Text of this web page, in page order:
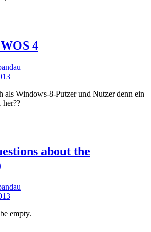
4
als Windows-8-Putzer und Nutzer denn ein
her??
about the
empty.